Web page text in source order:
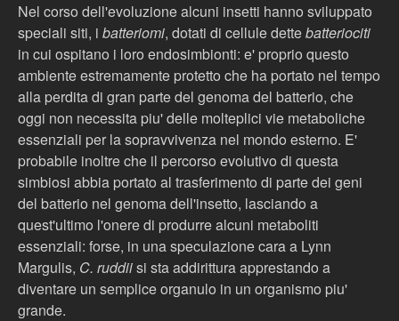
Nel corso dell'evoluzione alcuni insetti hanno sviluppato
speciali siti, i batteriomi, dotati di cellule dettebatteriociti
in cui ospitano i loro endosimbionti: e' proprio questo
ambiente estremamente protetto che ha portato nel tempo
alla perdita di gran parte del genoma del batterio, che
oggi non necessita piu' delle molteplici vie metaboliche
essenziali per la sopravvivenza nel mondo esterno. E'
probabile inoltre che il percorso evolutivo di questa
simbiosi abbia portato al trasferimento di parte dei geni
del batterio nel genoma dell'insetto, lasciando a
quest'ultimo l'onere di produrre alcuni metaboliti
essenziali: forse, in una speculazione cara a Lynn
Margulis, C. ruddiisi sta addirittura apprestando a
diventare un semplice organulo in un organismo piu'
grande.